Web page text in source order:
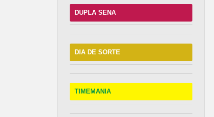
DUPLA SENA
DIA DE SORTE
TIMEMANIA